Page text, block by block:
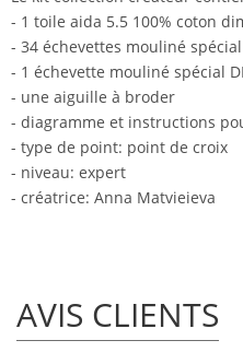
- 1 toile aida 5.5 100% coton
- 34 échevettes mouliné
- 1 échevette mouliné spécial
- une aiguille à broder
- diagramme et instructions
- type de point: point de croix
- niveau: expert
- créatrice: Anna Matvieieva
AVIS CLIENTS